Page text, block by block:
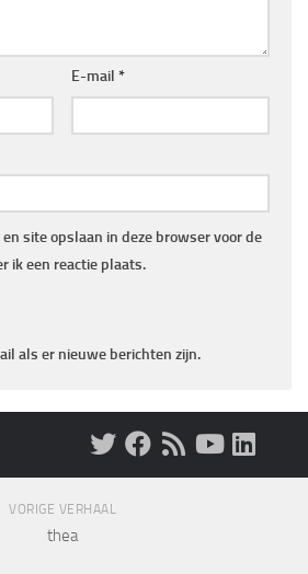
E-mail *
site opslaan in deze browser voor de
ik een reactie plaats.
als er nieuwe berichten zijn.
VORIGE VERHAAL
thea